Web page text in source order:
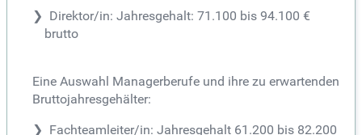
Direktor/in: Jahresgehalt: 71.100 bis 94.100 €
brutto
Eine Auswahl Managerberufe und ihre zu erwartenden
Bruttojahresgehälter:
Fachteamleiter/in: Jahresgehalt 61.200 bis 82.200